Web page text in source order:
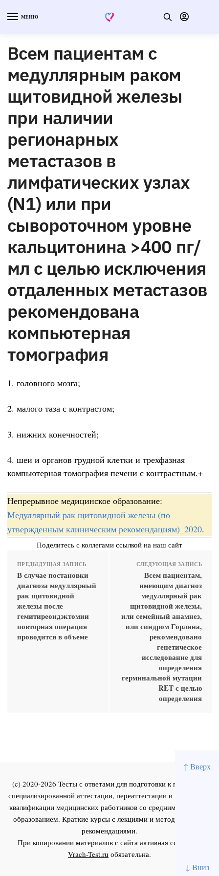
↑ Вверх
↓ Вниз
МЕНЮ
Всем пациентам с
медуллярным раком
щитовидной железы
при наличии
регионарных
метастазов в
лимфатических узлах
(N1) или при
сывороточном уровне
кальцитонина >400 пг/
мл с целью исключения
отдаленных метастазов
рекомендована
компьютерная
томография
1. головного мозга;
2. малого таза с контрастом;
3. нижних конечностей;
4. шеи и органов грудной клетки и трехфазная
компьютерная томография печени с контрастным.+
Непрерывное медицинское образование:
Медуллярный рак щитовидной железы (по
утвержденным клиническим рекомендациям)_2020.
Поделитесь с коллегами ссылкой на наш сайт
ПРЕДЫДУЩАЯ ЗАПИСЬ
В случае постановки
диагноза медуллярный
рак щитовидной
железы после
гемитиреоидэктомии
повторная операция
проводится в объеме
СЛЕДУЮЩАЯ ЗАПИСЬ
Всем пациентам,
имеющим диагноз
медуллярный рак
щитовидной железы,
или семейный анамнез,
или синдром Горлина,
рекомендовано
генетическое
исследование для
определения
герминальной мутации
RET с целью
определения
(c) 2020-2026 Тесты с ответами для подготовки к первичной
специализированной аттестации, переаттестации и повышения
квалификации медицинских работников со средним и высшим
образованием. Краткие курсы с лекциями и методическими
рекомендациями.
При копировании материалов с сайта активная ссылка на
Vrach-Test.ru обязательна.